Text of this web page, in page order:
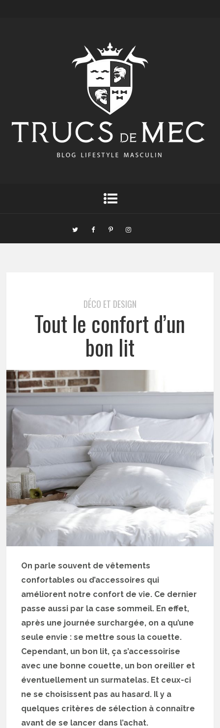
DÉCO ET DESIGN
Tout le confort d’un
bon lit
On parle souvent de vêtements
confortables ou d’accessoires qui
améliorent notre confort de vie. Ce dernier
passe aussi par la case sommeil. En effet,
après une journée surchargée, on a qu’une
seule envie : se mettre sous la couette.
Cependant, un bon lit, ça s’accessoirise
avec une bonne couette, un bon oreiller et
éventuellement un surmatelas. Et ceux-ci
ne se choisissent pas au hasard. Il y a
quelques critères de sélection à connaître
avant de se lancer dans l’achat.